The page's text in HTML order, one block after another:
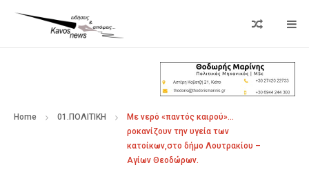
Home 01.ΠΟΛΙΤΙΚΗ
Με νερό «παντός καιρού»…
ροκανίζουν την υγεία των
κατοίκων,στο δήμο Λουτρακίου –
Αγίων Θεοδώρων.